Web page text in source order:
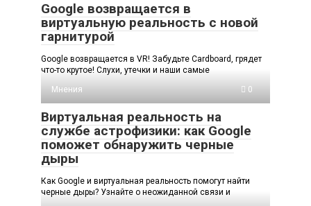
Google возвращается в
виртуальную реальность с новой
гарнитурой
Google возвращается в VR! Забудьте Cardboard, грядет
что-то крутое! Слухи, утечки и наши самые
Мнения
0
Виртуальная реальность на
службе астрофизики: как Google
поможет обнаружить черные
дыры
Как Google и виртуальная реальность помогут найти
черные дыры? Узнайте о неожиданной связи и